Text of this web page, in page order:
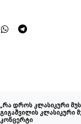
„რა დროს კლასიკური
გიგაშვილის კლასიკური
კონცერტი